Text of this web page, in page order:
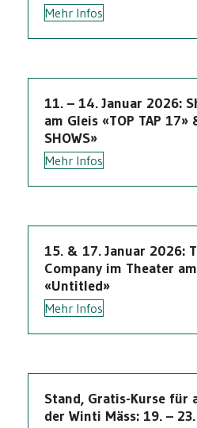
Mehr Infos
11. – 14. Januar 2026:
am Gleis «TOP TAP 17»
SHOWS»
Mehr Infos
15. & 17. Januar 2026:
Company im Theater
«Untitled»
Mehr Infos
Stand, Gratis-Kurse für
der Winti Mäss: 19. –